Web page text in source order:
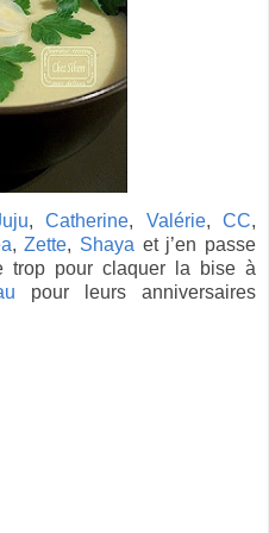
, Catherine, Valérie, CC,
,Zette, Shaya et j’en passe
trop pour claquer la bise à
pour leurs anniversaires